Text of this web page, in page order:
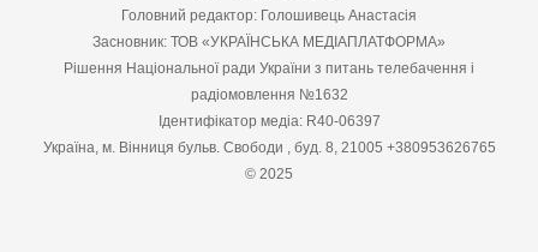
Головний редактор: Голошивець Анастасія
Засновник: ТОВ «УКРАЇНСЬКА МЕДІАПЛАТФОРМА»
Рішення Національної ради України з питань телебачення і
радіомовлення №1632
Ідентифікатор медіа: R40-06397
Україна, м. Вінниця бульв. Свободи , буд. 8, 21005 +380953626765
© 2025